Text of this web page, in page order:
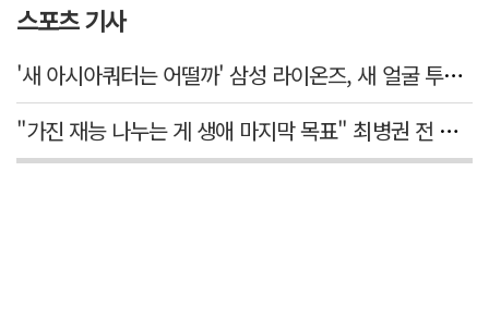
스포츠 기사
'새 아시아쿼터는 어떨까' 삼성 라이온즈, 새 얼굴 투수 미야모리 영입
"가진 재능 나누는 게 생애 마지막 목표" 최병권 전 대구체고 복싱 감독